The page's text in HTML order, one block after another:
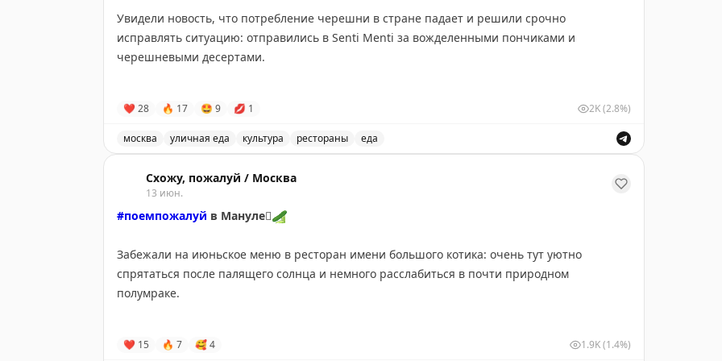
🗓️10:00 — 22:00
📍Малая Бронная, 19
Увидели новость, что потребление черешни в стране падает и решили срочно
исправлять ситуацию: отправились в Senti Menti за вожделенными пончиками и
черешневыми десертами.
— мортаделлу
— зеленые оливки🫒
— и картошечку фри с трюфелем
— моктейль «Черешня со сливками»
— ванильное мороженое с черешней
— пончики с ванильным мороженым
🗓️12:00 — 00:00
📍Солянка, 1/2с1
❤ 28 🔥 17 🤩 9 💋 1 2K(2.8%)
москва уличная еда культура рестораны еда
Схожу, пожалуй / Москва
13 июн.
#поемпожалуй в Мануле🫜🥒
Забежали на июньское меню в ресторан имени большого котика: очень тут уютно
спрятаться после палящего солнца и немного расслабиться в почти природном
полумраке.
— Оливки из молодых сосновых шишек (правда похожи на оливки, шок!)
❤ 15 🔥 7 🥰4 1.9K(1.4%)